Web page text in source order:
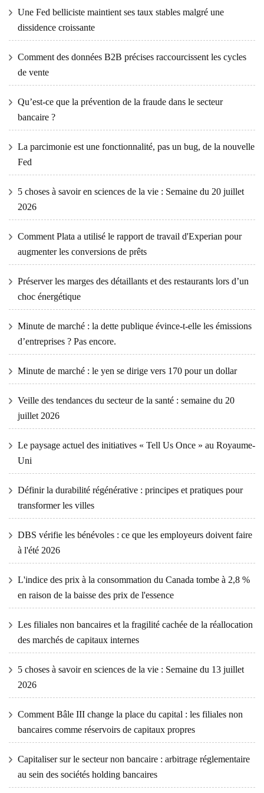
Une Fed belliciste maintient ses taux stables malgré une
dissidence croissante
Comment des données B2B précises raccourcissent les cycles
de vente
Qu’est-ce que la prévention de la fraude dans le secteur
bancaire ?
La parcimonie est une fonctionnalité, pas un bug, de la nouvelle
Fed
5 choses à savoir en sciences de la vie : Semaine du 20 juillet
2026
Comment Plata a utilisé le rapport de travail d'Experian pour
augmenter les conversions de prêts
Préserver les marges des détaillants et des restaurants lors d’un
choc énergétique
Minute de marché : la dette publique évince-t-elle les émissions
d’entreprises ? Pas encore.
Minute de marché : le yen se dirige vers 170 pour un dollar
Veille des tendances du secteur de la santé : semaine du 20
juillet 2026
Le paysage actuel des initiatives « Tell Us Once » au Royaume-
Uni
Définir la durabilité régénérative : principes et pratiques pour
transformer les villes
DBS vérifie les bénévoles : ce que les employeurs doivent faire
à l'été 2026
L'indice des prix à la consommation du Canada tombe à 2,8 %
en raison de la baisse des prix de l'essence
Les filiales non bancaires et la fragilité cachée de la réallocation
des marchés de capitaux internes
5 choses à savoir en sciences de la vie : Semaine du 13 juillet
2026
Comment Bâle III change la place du capital : les filiales non
bancaires comme réservoirs de capitaux propres
Capitaliser sur le secteur non bancaire : arbitrage réglementaire
au sein des sociétés holding bancaires